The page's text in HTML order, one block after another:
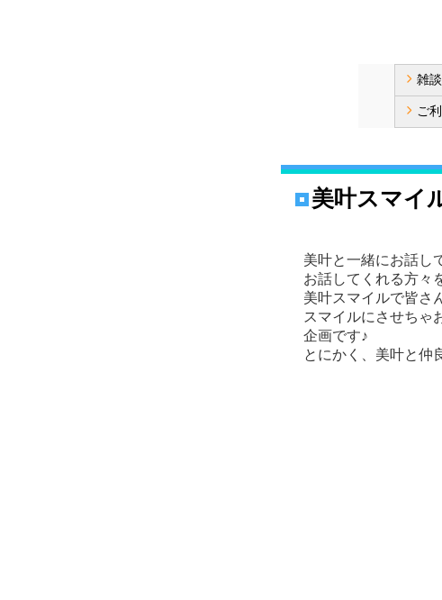
雑
ご
美叶スマイ
美叶と一緒にお話し
お話してくれる方々
美叶スマイルで皆さ
スマイルにさせちゃ
企画です♪
とにかく、美叶と仲